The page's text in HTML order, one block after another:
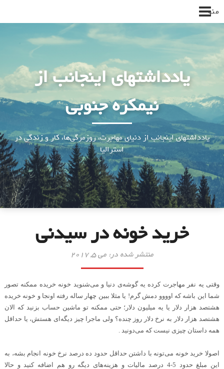
پرش
به
محتوا
منو
یادداشتهای اینجانب از
نیمکره جنوبی
یادداشتهای اینجانب از دنیای مهاجرت، روزمرگی‌ها، کار و زندگی در
استرالیا
خرید خونه در سیدنی
منتشر شده در: می 5, 2017
وقتی یه نفر مهاجرت کرده یه گوشه‌ی دنیا و می‌شنوید خونه خریده ممکنه تصور
شما این باشه که اوووو دمش گرم! یا مثلا ببین چهار ساله رفته اونجا و خونه خریده
هشتصد هزار دلار یا یه میلیون دلار؛ حتی ممکنه تو ماشین حساب بزنید که الان
هشتصد هزار دلار به نرخ دلار روز چنده؟ ولی ماجرا چیز دیگه‌‌ای هستش، یا حداقل
همه داستان چیزی نیست که می‌دونید.
اصولا خرید خونه می‌تونه با داشتن حداقل حدود ده درصد نرخ خونه انجام بشه، به
این مبلغ حدود 5-4 درصد مالیات و هزینه‌های دیگه رو هم اضافه کنید و حالا